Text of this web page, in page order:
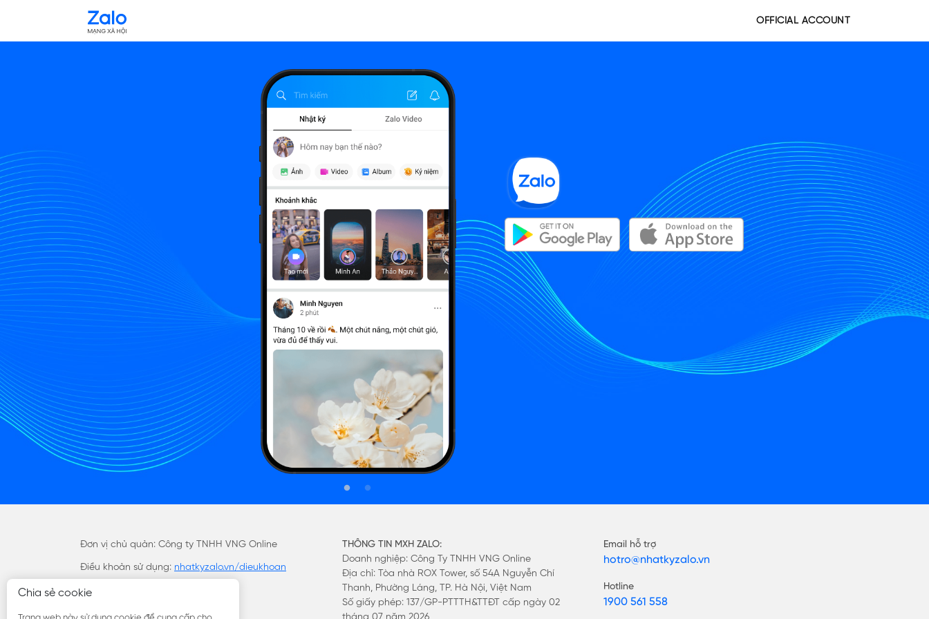
OFFICIAL ACCOUNT
Đơn vị chủ quản: Công ty TNHH VNG Online
Điều khoản sử dụng: nhatkyzalo.vn/dieukhoan
THÔNG TIN MXH ZALO:
Doanh nghiệp: Công Ty TNHH VNG Online
Địa chỉ: Tòa nhà ROX Tower, số 54A Nguyễn Chí
Thanh, Phường Láng, TP. Hà Nội, Việt Nam
Số giấy phép: 137/GP-PTTTH&TTĐT cấp ngày 02
tháng 07 năm 2026
Email hỗ trợ
hotro@nhatkyzalo.vn
Hotline
1900 561 558
Chia sẻ cookie